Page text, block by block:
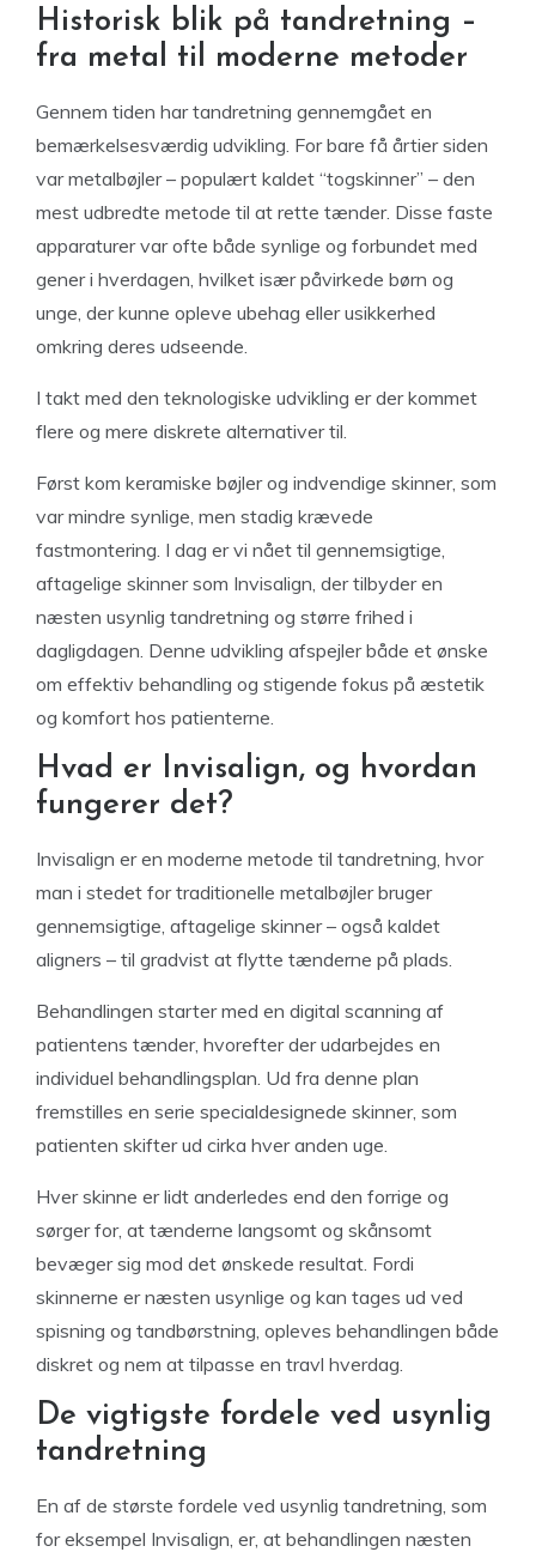
Historisk blik på tandretning –
fra metal til moderne metoder
Gennem tiden har tandretning gennemgået en
bemærkelsesværdig udvikling. For bare få årtier siden
var metalbøjler – populært kaldet “togskinner” – den
mest udbredte metode til at rette tænder. Disse faste
apparaturer var ofte både synlige og forbundet med
gener i hverdagen, hvilket især påvirkede børn og
unge, der kunne opleve ubehag eller usikkerhed
omkring deres udseende.
I takt med den teknologiske udvikling er der kommet
flere og mere diskrete alternativer til.
Først kom keramiske bøjler og indvendige skinner, som
var mindre synlige, men stadig krævede
fastmontering. I dag er vi nået til gennemsigtige,
aftagelige skinner som Invisalign, der tilbyder en
næsten usynlig tandretning og større frihed i
dagligdagen. Denne udvikling afspejler både et ønske
om effektiv behandling og stigende fokus på æstetik
og komfort hos patienterne.
Hvad er Invisalign, og hvordan
fungerer det?
Invisalign er en moderne metode til tandretning, hvor
man i stedet for traditionelle metalbøjler bruger
gennemsigtige, aftagelige skinner – også kaldet
aligners – til gradvist at flytte tænderne på plads.
Behandlingen starter med en digital scanning af
patientens tænder, hvorefter der udarbejdes en
individuel behandlingsplan. Ud fra denne plan
fremstilles en serie specialdesignede skinner, som
patienten skifter ud cirka hver anden uge.
Hver skinne er lidt anderledes end den forrige og
sørger for, at tænderne langsomt og skånsomt
bevæger sig mod det ønskede resultat. Fordi
skinnerne er næsten usynlige og kan tages ud ved
spisning og tandbørstning, opleves behandlingen både
diskret og nem at tilpasse en travl hverdag.
De vigtigste fordele ved usynlig
tandretning
En af de største fordele ved usynlig tandretning, som
for eksempel Invisalign, er, at behandlingen næsten